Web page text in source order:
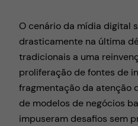
O cenário da mídia digital
drasticamente na última
tradicionais a uma
proliferação de fontes de
fragmentação da atenção
de modelos de negócios
impuseram desafios sem